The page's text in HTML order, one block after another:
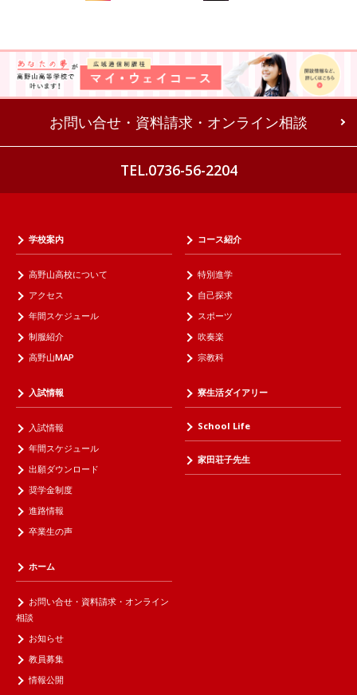
お問い合せ・資料請求・オンライン相談
TEL.0736-56-2204
学校案内
高野山高校について
アクセス
年間スケジュール
制服紹介
高野山MAP
コース紹介
特別進学
自己探求
スポーツ
吹奏楽
宗教科
入試情報
入試情報
年間スケジュール
出願ダウンロード
奨学金制度
進路情報
卒業生の声
寮生活ダイアリー
School Life
家田荘子先生
ホーム
お問い合せ・資料請求・オンライン
相談
お知らせ
教員募集
情報公開